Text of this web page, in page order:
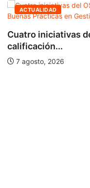
ACTUALIDAD
Cuatro iniciativas
calificación...
7 agosto, 2026